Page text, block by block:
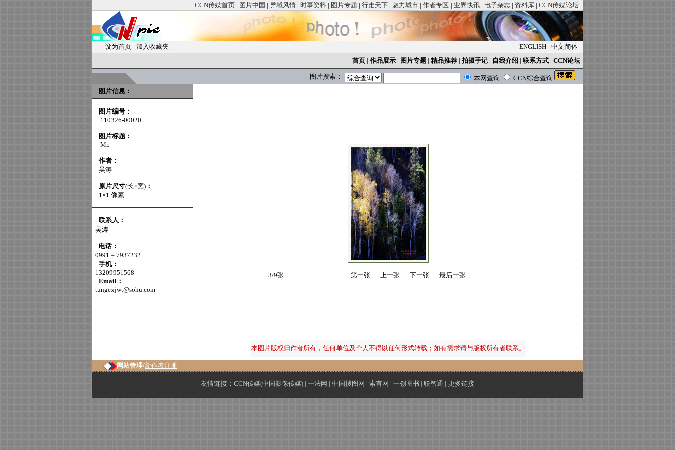
CCN传媒首页 | 图片中国 | 异域风情 | 时事资料 | 图片专题 | 行走天下 | 魅力城市 | 作者专区 | 业界快讯 | 电子杂志 | 资料库 | CCN传媒论坛
设为首页 - 加入收藏夹 ENGLISH - 中文简体
首页 | 作品展示 | 图片专题 | 精品推荐 | 拍摄手记 | 自我介绍 | 联系方式 | CCN论坛
图片搜索： 本网查询
CCN综合查询
图片信息：
图片编号：
110326-00020
图片标题：
Mr.
作者：
吴涛
原片尺寸(长×宽) ：
1×1 像素
联系人：
吴涛
电话：
0991－7937232
手机：
13209951568
Email：
tungexjwt@sohu.com
3/9张 第一张 上一张 下一张 最后一张
本图片版权归作者所有，任何单位及个人不得以任何形式转载；如有需求请与版权所有者联系。
网站管理/新作者注册
友情链接： CCN传媒(中国影像传媒) | 一法网 | 中国搜图网 | 索有网 | 一创图书 | 联智通 | 更多链接